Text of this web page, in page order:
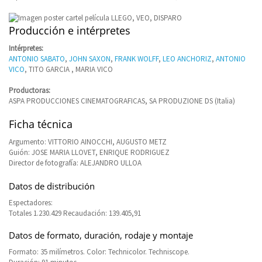
Producción e intérpretes
Intérpretes:
ANTONIO SABATO, JOHN SAXON, FRANK WOLFF, LEO ANCHORIZ, ANTONIO
VICO, TITO GARCIA , MARIA VICO
Productoras:
ASPA PRODUCCIONES CINEMATOGRAFICAS, SA PRODUZIONE DS (Italia)
Ficha técnica
Argumento: VITTORIO AINOCCHI, AUGUSTO METZ
Guión: JOSE MARIA LLOVET, ENRIQUE RODRIGUEZ
Director de fotografía: ALEJANDRO ULLOA
Datos de distribución
Espectadores:
Totales 1.230.429 Recaudación: 139.405,91
Datos de formato, duración, rodaje y montaje
Formato: 35 milímetros. Color: Technicolor. Techniscope.